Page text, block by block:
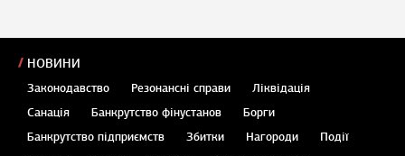
НОВИНИ
Законодавство Резонансні справи
Ліквідація
Санація
Банкрутство фінустанов
Борги
Банкрутство підприємств
Збитки Нагороди
Події